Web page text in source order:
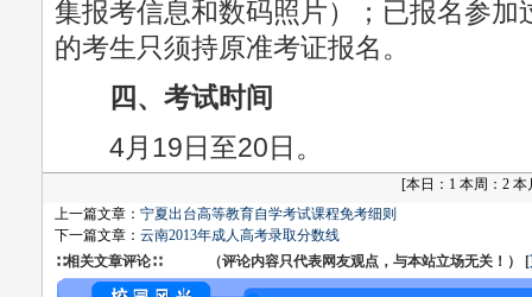
集报考信息和数码照片）；已报名参加
的考生只须持原准考证报名。
四、考试时间
4月19日至20日。
[本日：1 本周：2
上一篇文章： 宁夏出台高等教育自学考试课程免考细则
下一篇文章： 云南2013年成人高考录取分数线
∷相关文章评论∷ （评论内容只代表网友观点，与本站立场无关！） [